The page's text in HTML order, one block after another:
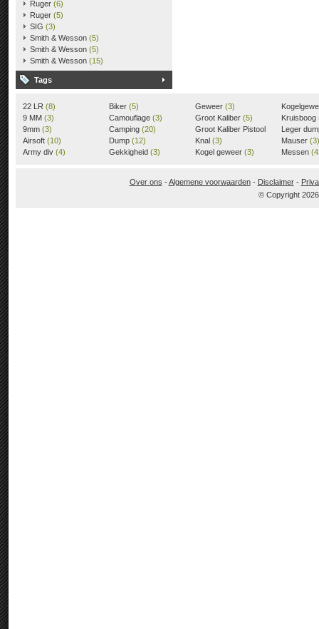
Ruger (6)
Ruger (5)
SIG (3)
Smith & Wesson (5)
Smith & Wesson (5)
Smith & Wesson (15)
Tags
22 LR (8)
9 MM (3)
9mm (3)
Airsoft (10)
Army div (4)
Biker (5)
Camouflage (3)
Camping (20)
Dump (12)
Gekkigheid (3)
Geweer (3)
Groot Kaliber (5)
Groot Kaliber Pistool
(3)
Knal (3)
Kogel geweer (3)
Kruisboog
Leger
Mauser (3)
Messen
Over ons -Algemene voorwaarden- Disclaimer-
© Copyright